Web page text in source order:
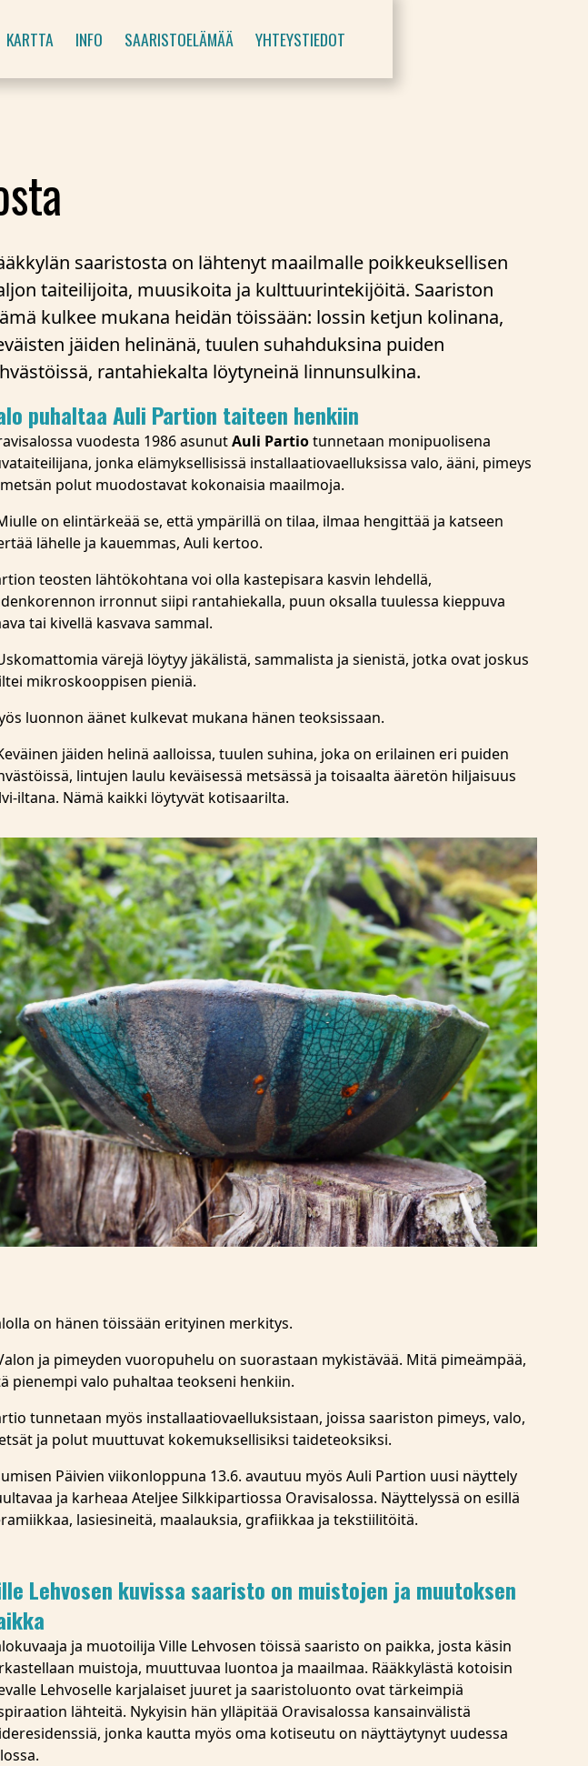
KARTTA INFO SAARISTOELÄMÄÄ YHTEYSTIEDOT
saaristosta on lähtenyt maailmalle poikkeuksellisen
taiteilijoita, muusikoita ja kulttuurintekijöitä. Saariston
kulkee mukana heidän töissään: lossin ketjun kolinana,
jäiden helinänä, tuulen suhahduksina puiden
rantahiekalta löytyneinä linnunsulkina.
puhaltaa Auli Partion taiteen henkiin
vuodesta 1986 asunutAuli Partiotunnetaan monipuolisena
jonka elämyksellisissä installaatiovaelluksissa valo, ääni, pimeys
polut muodostavat kokonaisia maailmoja.
on elintärkeää se, että ympärillä on tilaa, ilmaa hengittää ja katseen
lähelle ja kauemmas, Auli kertoo.
teosten lähtökohtana voi olla kastepisara kasvin lehdellä,
irronnut siipi rantahiekalla, puun oksalla tuulessa kieppuva
tai kivellä kasvava sammal.
värejä löytyy jäkälistä, sammalista ja sienistä, jotka ovat joskus
mikroskooppisen pieniä.
luonnon äänet kulkevat mukana hänen teoksissaan.
jäiden helinä aalloissa, tuulen suhina, joka on erilainen eri puiden
lintujen laulu keväisessä metsässä ja toisaalta ääretön hiljaisuus
iltana. Nämä kaikki löytyvät kotisaarilta.
on hänen töissään erityinen merkitys.
ja pimeyden vuoropuhelu on suorastaan mykistävää. Mitä pimeämpää,
pienempi valo puhaltaa teokseni henkiin.
tunnetaan myös installaatiovaelluksistaan, joissa saariston pimeys, valo,
ja polut muuttuvat kokemuksellisiksi taideteoksiksi.
Päivien viikonloppuna 13.6. avautuu myös Auli Partion uusi näyttely
ja karheaa Ateljee Silkkipartiossa Oravisalossa. Näyttelyssä on esillä
lasiesineitä, maalauksia, grafiikkaa ja tekstiilitöitä.
Lehvosen kuvissa saaristo on muistojen ja muutoksen
ja muotoilija Ville Lehvosen töissä saaristo on paikka, josta käsin
muistoja, muuttuvaa luontoa ja maailmaa. Rääkkylästä kotoisin
Lehvoselle karjalaiset juuret ja saaristoluonto ovat tärkeimpiä
lähteitä. Nykyisin hän ylläpitää Oravisalossa kansainvälistä
jonka kautta myös oma kotiseutu on näyttäytynyt uudessa